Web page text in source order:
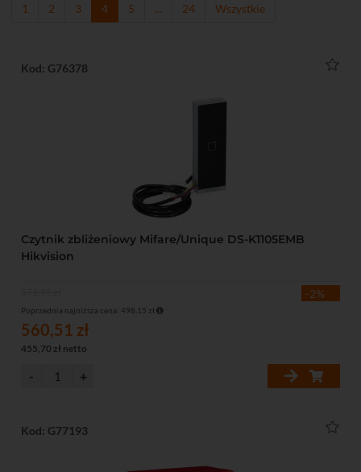
1 2 3 4 5 ... 24 Wszystkie
Kod: G76378
Czytnik zbliżeniowy Mifare/Unique DS-K1105EMB
Hikvision
-2%
Poprzednia najniższa cena: 498,15 zł
560,51 zł
455,70 zł netto
Kod: G77193